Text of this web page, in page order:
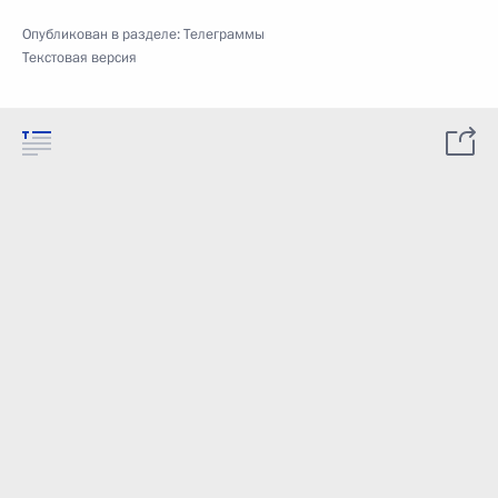
Опубликован в разделе:Телеграммы
Текстовая версия